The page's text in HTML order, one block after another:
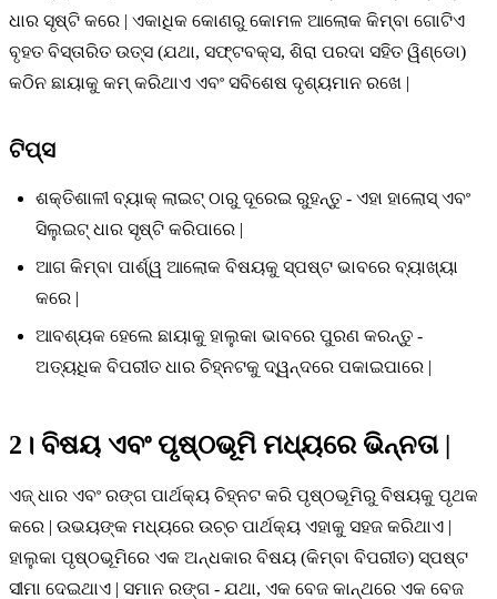
ଧାର ସୃଷ୍ଟି କରେ | ଏକାଧିକ କୋଣରୁ କୋମଳ ଆଲୋକ କିମ୍ବା ଗୋଟିଏ
ବୃହତ ବିସ୍ତାରିତ ଉତ୍ସ (ଯଥା, ସଫ୍ଟବକ୍ସ, ଶିରା ପରଦା ସହିତ ୱିଣ୍ଡୋ)
କଠିନ ଛାୟାକୁ କମ୍ କରିଥାଏ ଏବଂ ସବିଶେଷ ଦୃଶ୍ୟମାନ ରଖେ |
ଟିପ୍ସ
ଶକ୍ତିଶାଳୀ ବ୍ୟାକ୍ ଲାଇଟ୍ ଠାରୁ ଦୂରେଇ ରୁହନ୍ତୁ - ଏହା ହାଲୋସ୍ ଏବଂ
ସିଲୁଇଟ୍ ଧାର ସୃଷ୍ଟି କରିପାରେ |
ଆଗ କିମ୍ବା ପାର୍ଶ୍ୱ ଆଲୋକ ବିଷୟକୁ ସ୍ପଷ୍ଟ ଭାବରେ ବ୍ୟାଖ୍ୟା
କରେ |
ଆବଶ୍ୟକ ହେଲେ ଛାୟାକୁ ହାଲୁକା ଭାବରେ ପୁରଣ କରନ୍ତୁ -
ଅତ୍ୟଧିକ ବିପରୀତ ଧାର ଚିହ୍ନଟକୁ ଦ୍ୱନ୍ଦରେ ପକାଇପାରେ |
2। ବିଷୟ ଏବଂ ପୃଷ୍ଠଭୂମି ମଧ୍ୟରେ ଭିନ୍ନତା |
ଏଜ୍ ଧାର ଏବଂ ରଙ୍ଗ ପାର୍ଥକ୍ୟ ଚିହ୍ନଟ କରି ପୃଷ୍ଠଭୂମିରୁ ବିଷୟକୁ ପୃଥକ
କରେ | ଉଭୟଙ୍କ ମଧ୍ୟରେ ଉଚ୍ଚ ପାର୍ଥକ୍ୟ ଏହାକୁ ସହଜ କରିଥାଏ |
ହାଲୁକା ପୃଷ୍ଠଭୂମିରେ ଏକ ଅନ୍ଧକାର ବିଷୟ (କିମ୍ବା ବିପରୀତ) ସ୍ପଷ୍ଟ
ସୀମା ଦେଇଥାଏ | ସମାନ ରଙ୍ଗ - ଯଥା, ଏକ ବେଜ କାନ୍ଥରେ ଏକ ବେଜ